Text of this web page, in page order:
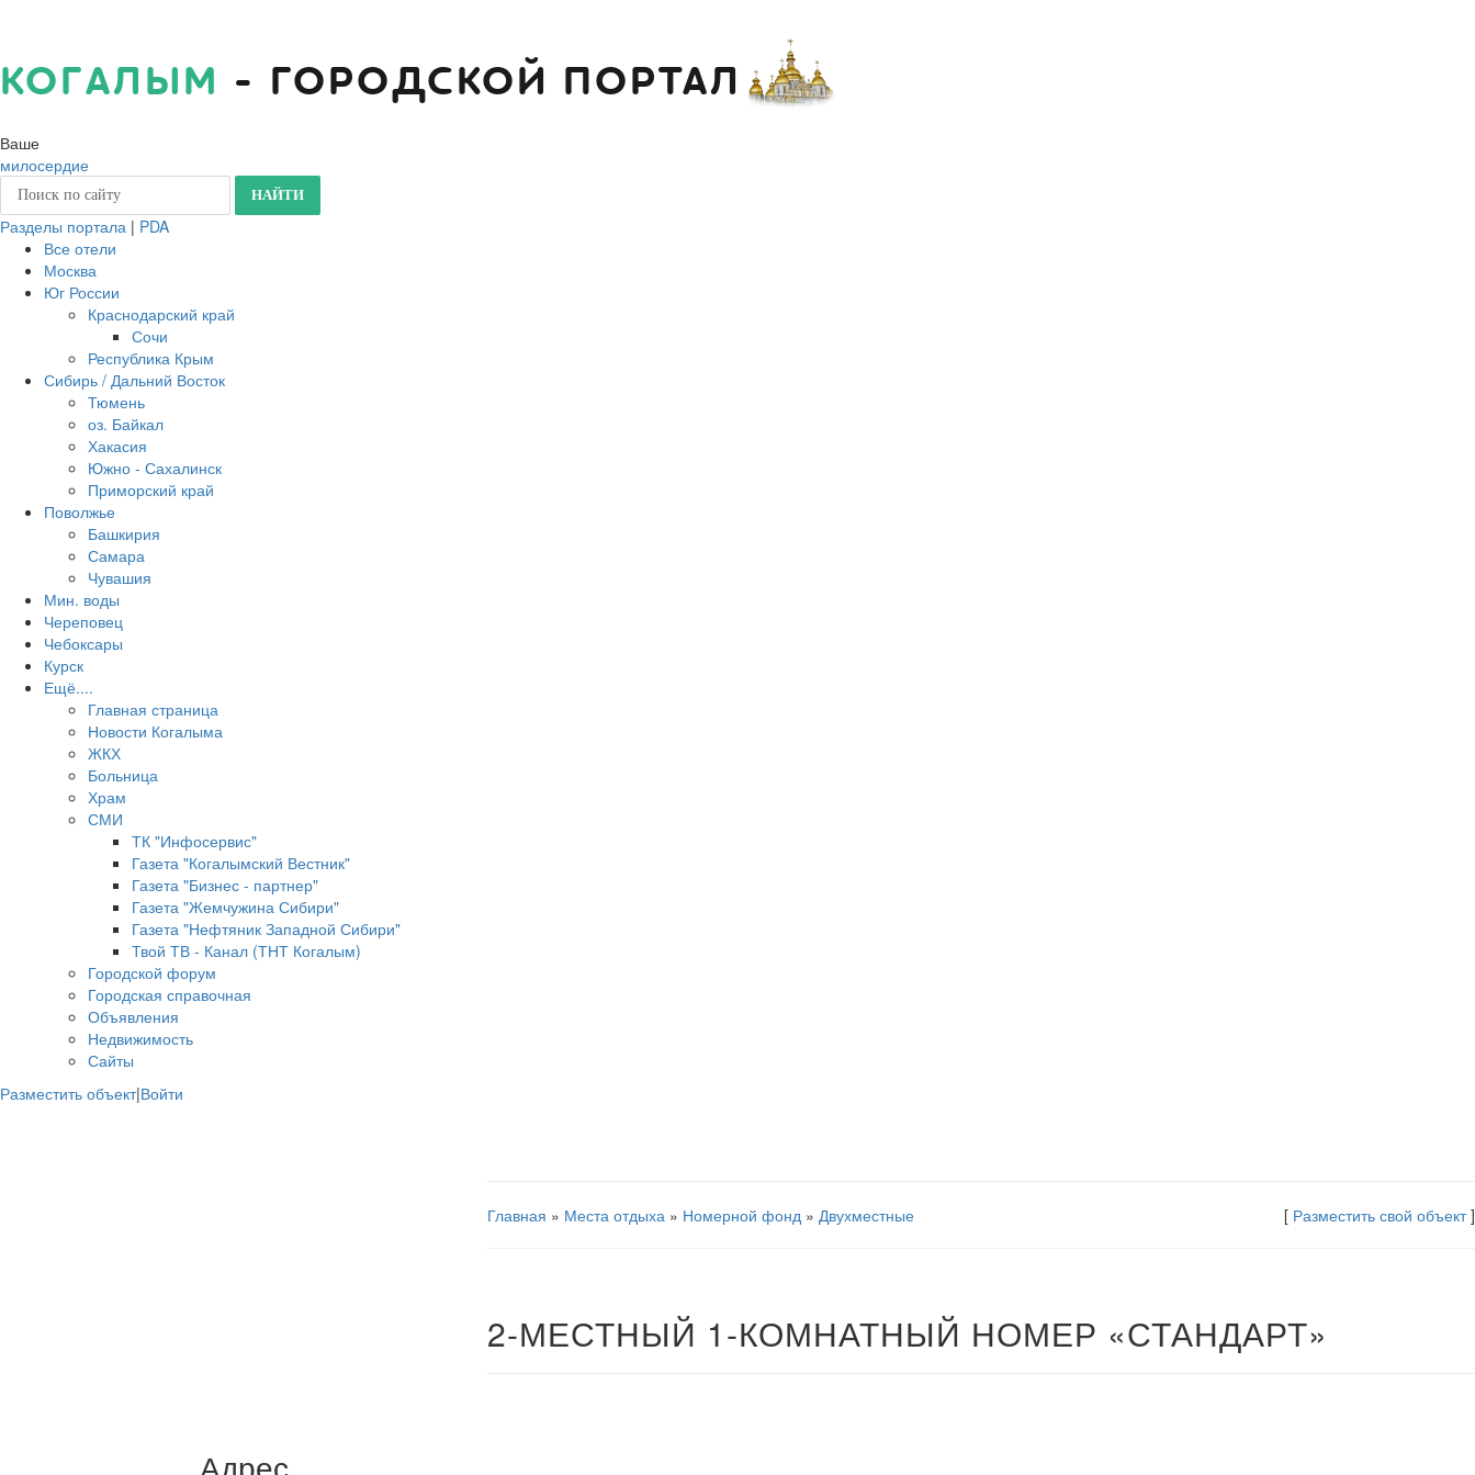
КОГАЛЫМ - ГОРОДСКОЙ ПОРТАЛ
Ваше
милосердие
Разделы портала | PDA
Все отели
Москва
Юг России
Краснодарский край
Сочи
Республика Крым
Сибирь / Дальний Восток
Тюмень
оз. Байкал
Хакасия
Южно - Сахалинск
Приморский край
Поволжье
Башкирия
Самара
Чувашия
Мин. воды
Череповец
Чебоксары
Курск
Ещё....
Главная страница
Новости Когалыма
ЖКХ
Больница
Храм
СМИ
ТК "Инфосервис"
Газета "Когалымский Вестник"
Газета "Бизнес - партнер"
Газета "Жемчужина Сибири"
Газета "Нефтяник Западной Сибири"
Твой ТВ - Канал (ТНТ Когалым)
Городской форум
Городская справочная
Объявления
Недвижимость
Сайты
Разместить объект|Войти
Главная » Места отдыха » Номерной фонд » Двухместные [ Разместить свой объект]
2-МЕСТНЫЙ 1-КОМНАТНЫЙ НОМЕР «СТАНДАРТ»
Адрес